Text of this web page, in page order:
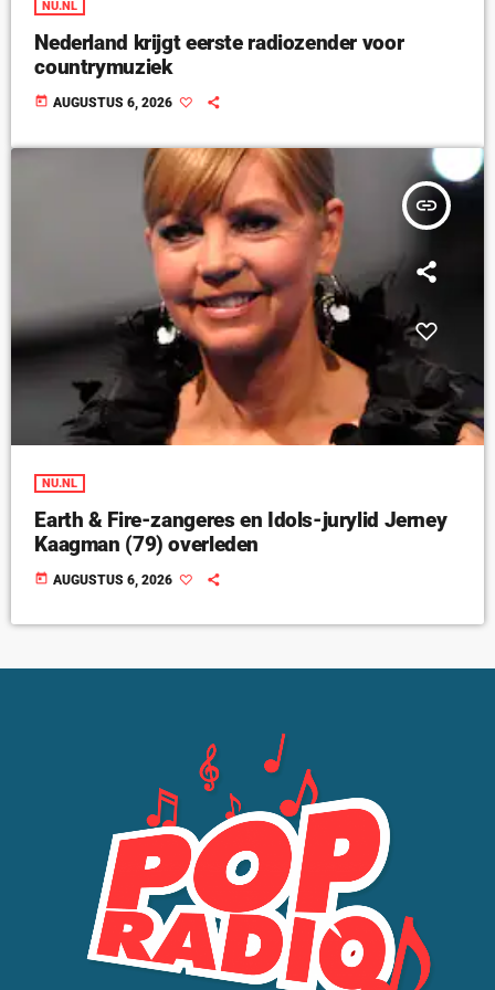
NU.NL
Nederland krijgt eerste radiozender voor
countrymuziek
today AUGUSTUS 6, 2026
insert_link
NU.NL
Earth & Fire-zangeres en Idols-jurylid Jerney
Kaagman (79) overleden
today AUGUSTUS 6, 2026